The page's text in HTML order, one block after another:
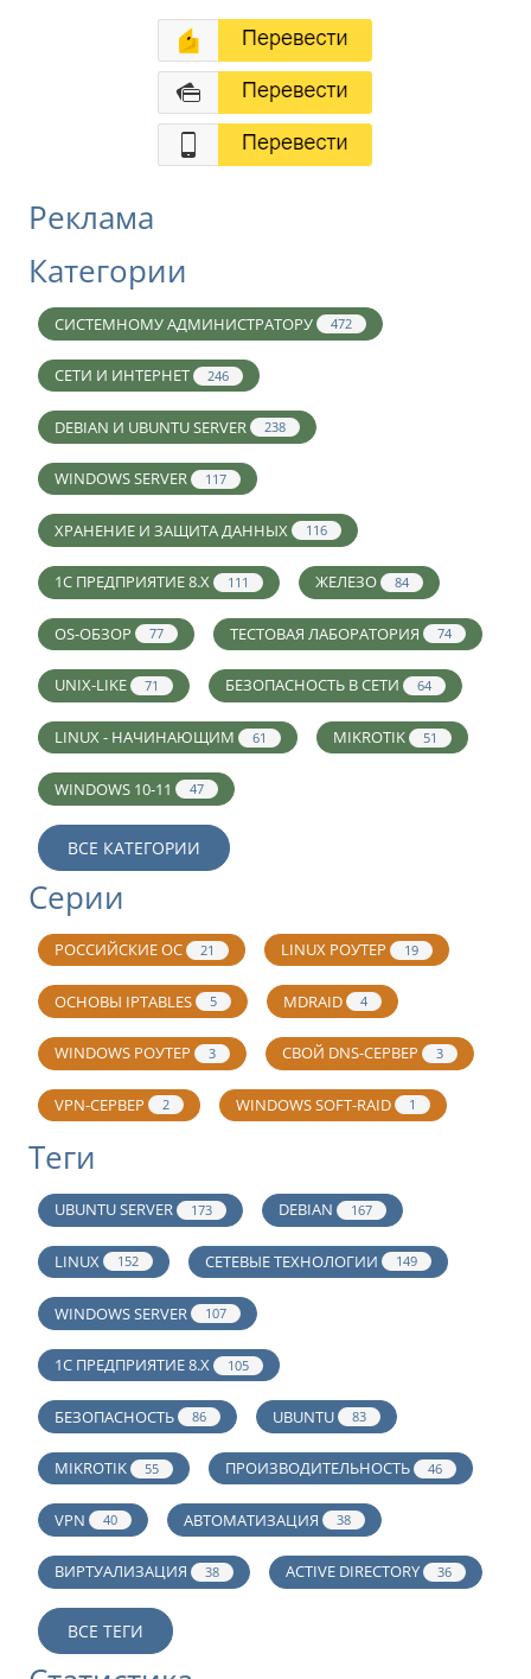
Реклама
Категории
СИСТЕМНОМУ АДМИНИСТРАТОРУ 472
СЕТИ И ИНТЕРНЕТ 246
DEBIAN И UBUNTU SERVER 238
WINDOWS SERVER 117
ХРАНЕНИЕ И ЗАЩИТА ДАННЫХ 116
1С ПРЕДПРИЯТИЕ 8.X 111 ЖЕЛЕЗО 84
OS-ОБЗОР 77 ТЕСТОВАЯ ЛАБОРАТОРИЯ 74
UNIX-LIKE 71 БЕЗОПАСНОСТЬ В СЕТИ 64
LINUX - НАЧИНАЮЩИМ 61 MIKROTIK 51
WINDOWS 10-11 47
ВСЕ КАТЕГОРИИ
Серии
РОССИЙСКИЕ ОС 21 LINUX РОУТЕР 19
ОСНОВЫ IPTABLES 5 MDRAID 4
WINDOWS РОУТЕР 3 СВОЙ DNS-СЕРВЕР 3
VPN-СЕРВЕР 2 WINDOWS SOFT-RAID 1
Теги
UBUNTU SERVER 173 DEBIAN 167
LINUX 152 СЕТЕВЫЕ ТЕХНОЛОГИИ 149
WINDOWS SERVER 107
1С ПРЕДПРИЯТИЕ 8.Х 105
БЕЗОПАСНОСТЬ 86 UBUNTU 83
MIKROTIK 55 ПРОИЗВОДИТЕЛЬНОСТЬ 46
VPN 40 АВТОМАТИЗАЦИЯ 38
ВИРТУАЛИЗАЦИЯ 38 ACTIVE DIRECTORY 36
ВСЕ ТЕГИ